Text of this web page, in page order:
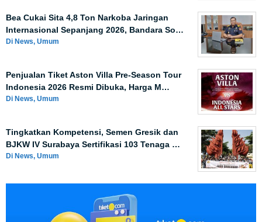
Bea Cukai Sita 4,8 Ton Narkoba Jaringan
Internasional Sepanjang 2026, Bandara So…
Di News, Umum
Penjualan Tiket Aston Villa Pre-Season Tour
Indonesia 2026 Resmi Dibuka, Harga M…
Di News, Umum
Tingkatkan Kompetensi, Semen Gresik dan
BJKW IV Surabaya Sertifikasi 103 Tenaga …
Di News, Umum